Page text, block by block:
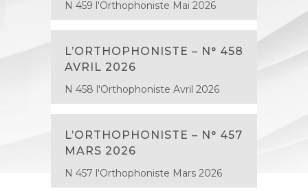
N 459 l'Orthophoniste Mai 2026
L’ORTHOPHONISTE – N° 458
AVRIL 2026
N 458 l'Orthophoniste Avril 2026
L’ORTHOPHONISTE – N° 457
MARS 2026
N 457 l'Orthophoniste Mars 2026